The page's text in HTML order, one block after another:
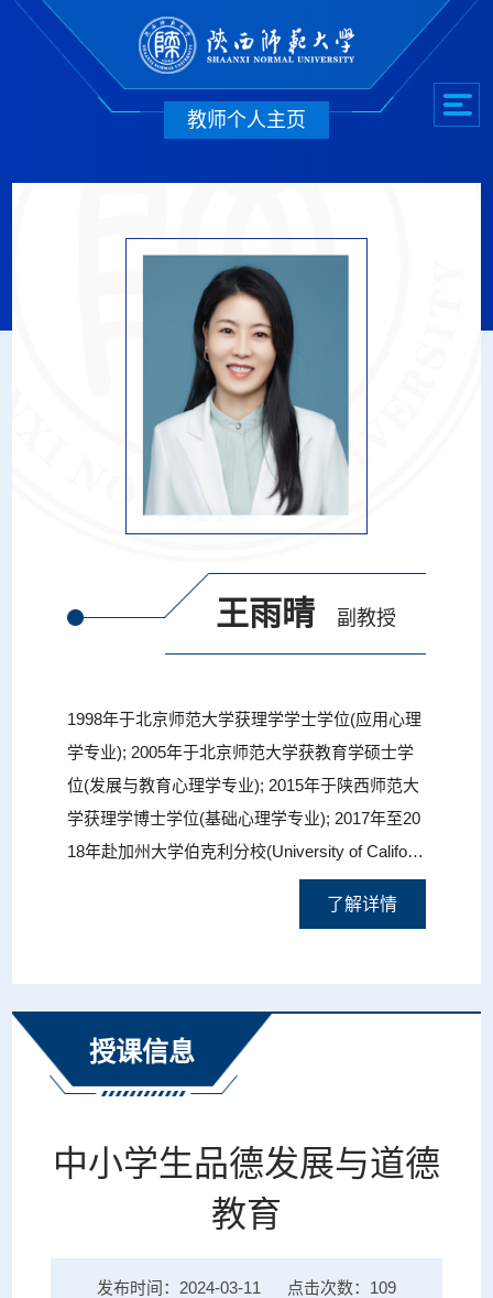
教师个人主页
王雨晴 副教授
1998年于北京师范大学获理学学士学位(应用心理
学专业); 2005年于北京师范大学获教育学硕士学
位(发展与教育心理学专业); 2015年于陕西师范大
学获理学博士学位(基础心理学专业); 2017年至20
18年赴加州大学伯克利分校(University of Californi
a, Berkeley)访学。自2005年7月至今, 在陕西师范
大学心理学院进行教学和研究工作, 目前主要研究
方...
了解详情
授课信息
中小学生品德发展与道德
教育
发布时间：2024-03-11 点击次数： 109